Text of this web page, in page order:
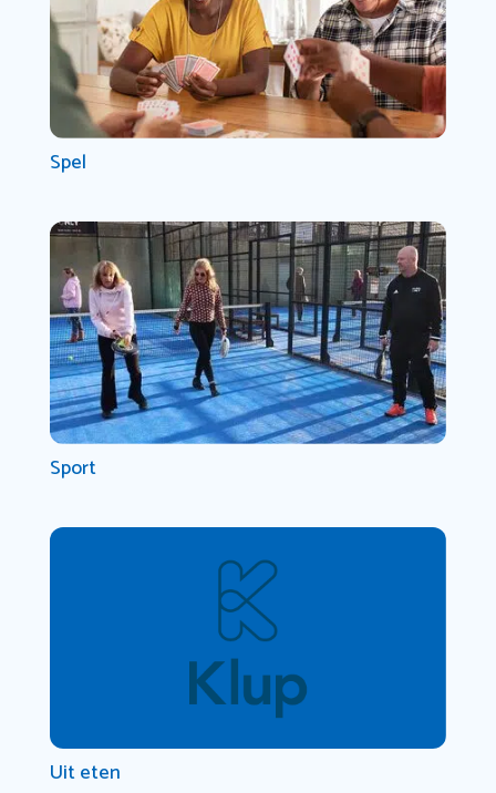
Spel
Sport
Uit eten